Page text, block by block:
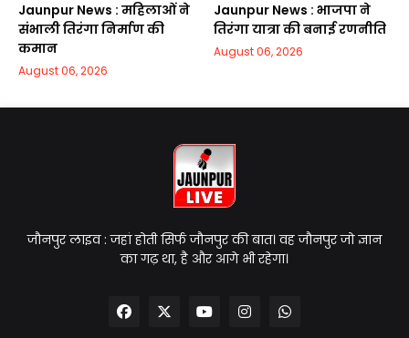
Jaunpur News : महिलाओं ने
संभाली तिरंगा निर्माण की
कमान
August 06, 2026
Jaunpur News : भाजपा ने
तिरंगा यात्रा की बनाई रणनीति
August 06, 2026
जौनपुर लाइव : जहां होती सिर्फ जौनपुर की बात। वह जौनपुर जो ज्ञान
का गढ़ था, है और आगे भी रहेगा।